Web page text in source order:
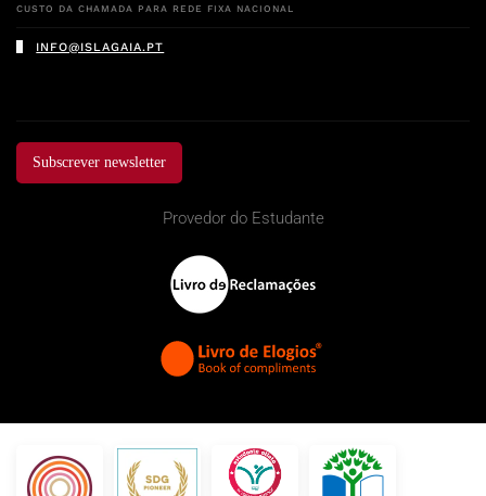
CUSTO DA CHAMADA PARA REDE FIXA NACIONAL
INFO@ISLAGAIA.PT
Subscrever newsletter
Provedor do Estudante